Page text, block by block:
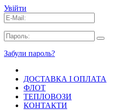
Увійти
Забули пароль?
ДОСТАВКА І ОПЛАТА
ФЛОТ
ТЕПЛОВОЗИ
КОНТАКТИ